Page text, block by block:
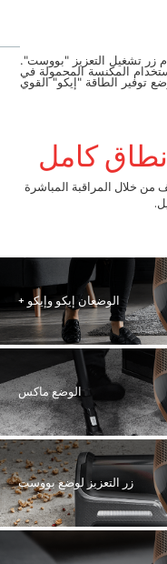
15.60، باستخدام زر تشغيل التعزيز "بووست".
فليكس 15.60، عند استخدام المكنسة المحمولة في
توفير الطاقة "إيكو" القوي
كامل
خلال المراقبة المباشرة
الوضعان إيكو وإيكو +
الوضع ماكس
زر التعزيز لوضع بووست